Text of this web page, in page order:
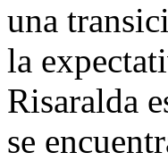
una
la
Risaralda
se